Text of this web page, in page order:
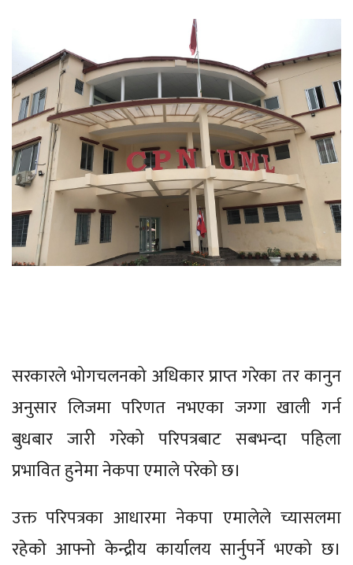
सरकारले भोगचलनको अधिकार प्राप्त गरेका तर कानुन
अनुसार लिजमा परिणत नभएका जग्गा खाली गर्न
बुधबार जारी गरेको परिपत्रबाट सबभन्दा पहिला
प्रभावित हुनेमा नेकपा एमाले परेको छ।
उक्त परिपत्रका आधारमा नेकपा एमालेले च्यासलमा
रहेको आफ्नो केन्द्रीय कार्यालय सार्नुपर्ने भएको छ।